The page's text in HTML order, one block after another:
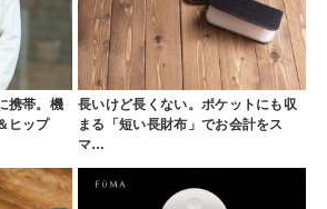
携帯。機
ヒップ
長いけど長くない。ポケットにも収
まる「短い長財布」でお会計をス
マ…